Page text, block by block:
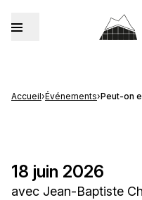
Accueil›Événements›Peut-on
18 juin 2026
avec Jean-Baptiste